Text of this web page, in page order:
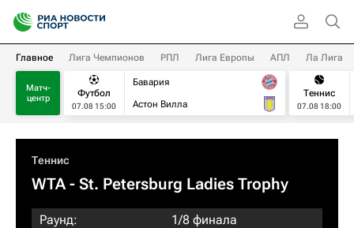
Главное Лига Чемпионов РПЛ Лига Европы АПЛ Ла Лига
Матч-
центр
Футбол
07.08 15:00
Бавария
Астон Вилла
Теннис
07.08 18:00
Теннис
WTA- St. Petersburg Ladies Trophy
Раунд:
1/8 финала